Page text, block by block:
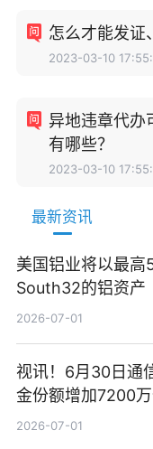
怎么才能发证
2023-03-10
异地违章代办
有哪些？
2023-03-10
最新资讯
美国铝业将以最高
South32的铝资产
2026-07-01
视讯！6月30日通
金份额增加7200
易盛、中际旭创、
2026-07-01